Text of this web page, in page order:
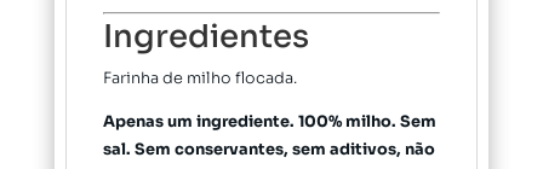
Ingredientes
Farinha de milho flocada.
Apenas um ingrediente. 100% milho. Sem
sal. Sem conservantes, sem aditivos, não